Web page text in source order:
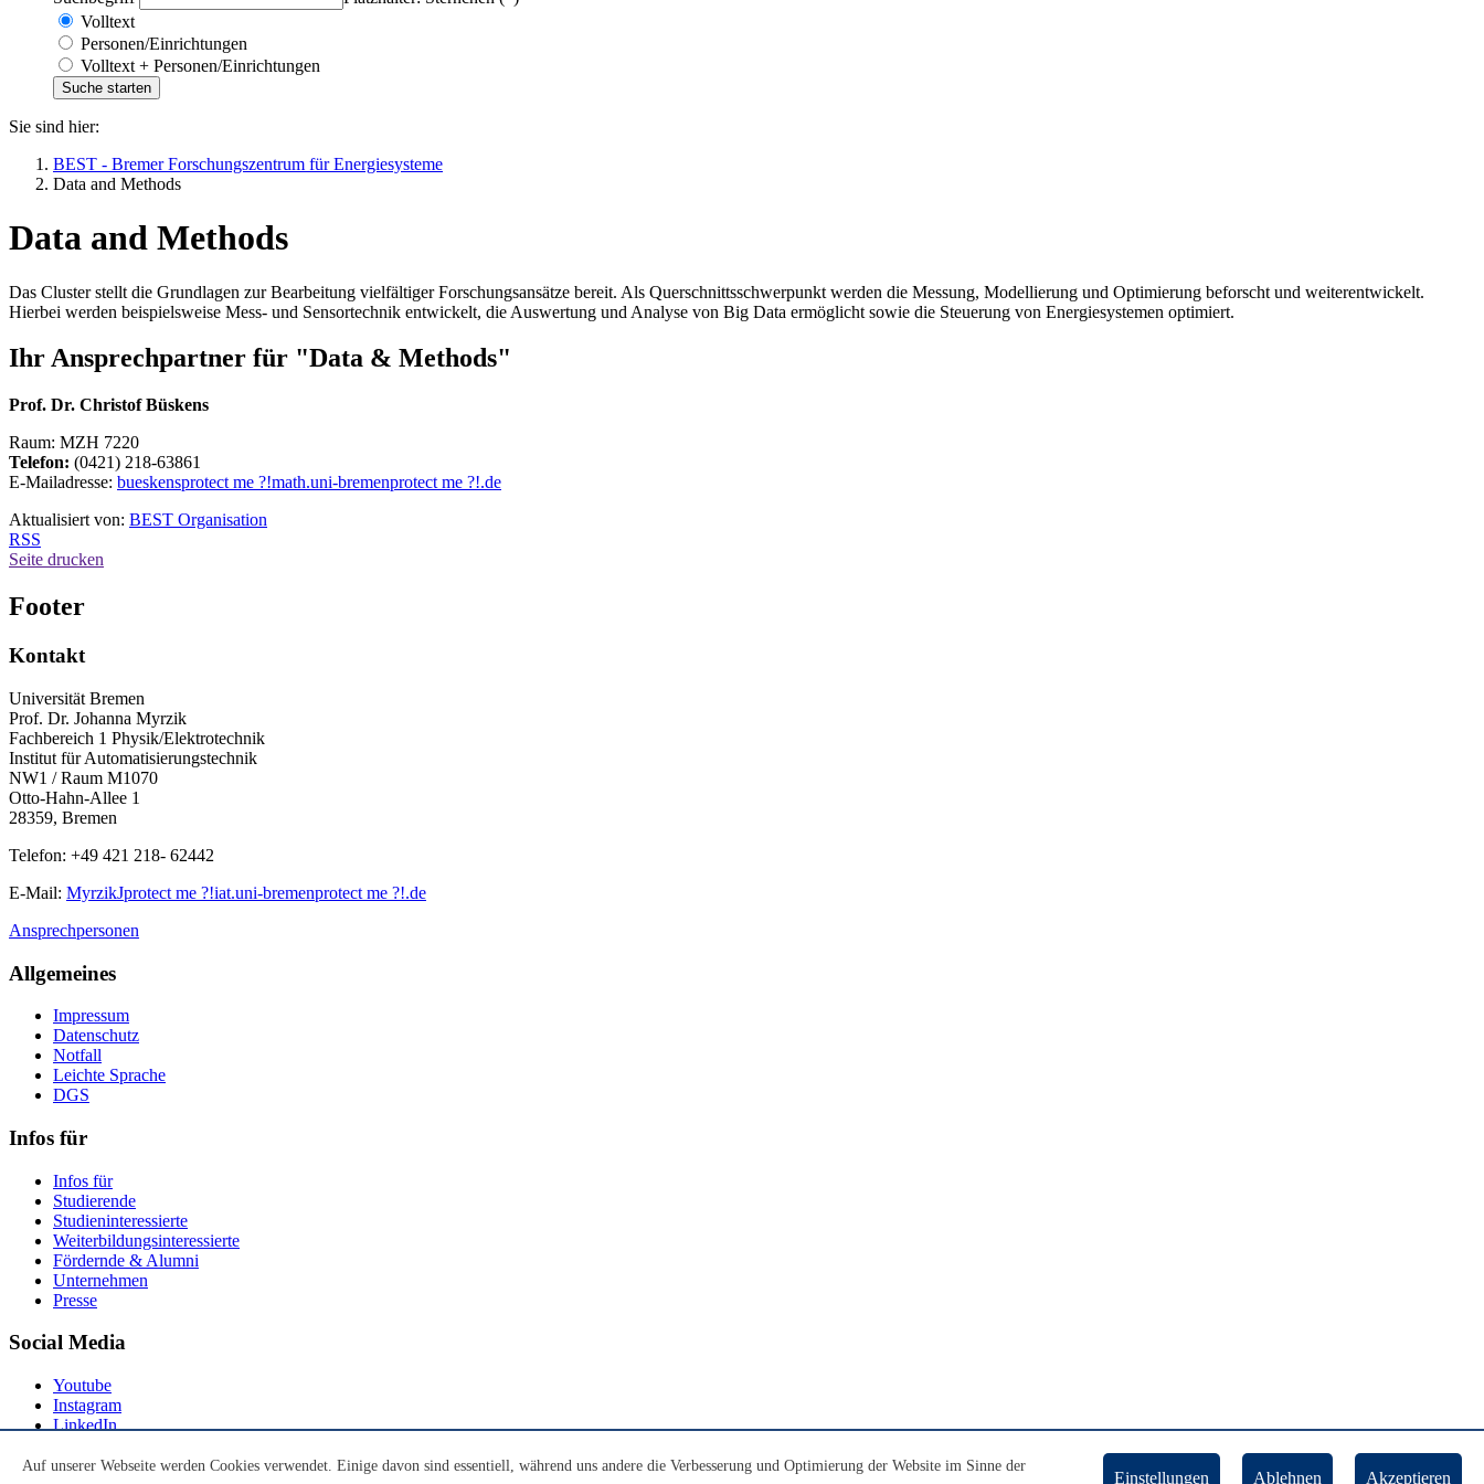
Volltext
Personen/Einrichtungen
Volltext + Personen/Einrichtungen
Sie sind hier:
BEST - Bremer Forschungszentrum für Energiesysteme
Data and Methods
Data and Methods
Das Cluster stellt die Grundlagen zur Bearbeitung vielfältiger Forschungsansätze bereit. Als Querschnittsschwerpunkt werden die Messung, Modellierung und Optimierung beforscht und weiterentwickelt.
Hierbei werden beispielsweise Mess- und Sensortechnik entwickelt, die Auswertung und Analyse von Big Data ermöglicht sowie die Steuerung von Energiesystemen optimiert.
Ihr Ansprechpartner für "Data & Methods"
Prof. Dr. Christof Büskens
Raum: MZH 7220
Telefon: (0421) 218-63861
E-Mailadresse: bueskensprotect me ?!math.uni-bremenprotect me ?!.de
Aktualisiert von: BEST Organisation
RSS
Seite drucken
Footer
Kontakt
Universität Bremen
Prof. Dr. Johanna Myrzik
Fachbereich 1 Physik/Elektrotechnik
Institut für Automatisierungstechnik
NW1 / Raum M1070
Otto-Hahn-Allee 1
28359, Bremen
Telefon: +49 421 218- 62442
E-Mail: MyrzikJprotect me ?!iat.uni-bremenprotect me ?!.de
Ansprechpersonen
Allgemeines
Impressum
Datenschutz
Notfall
Leichte Sprache
DGS
Infos für
Infos für
Studierende
Studieninteressierte
Weiterbildungsinteressierte
Fördernde & Alumni
Unternehmen
Presse
Social Media
Youtube
Instagram
LinkedIn
Auf unserer Webseite werden Cookies verwendet. Einige davon sind essentiell, während uns andere die Verbesserung und Optimierung der Website im Sinne der
Einstellungen Ablehnen Akzeptieren